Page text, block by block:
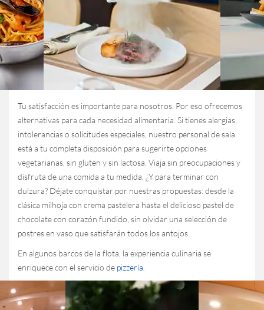
Tu satisfacción es importante para nosotros. Por eso ofrecemos
alternativas para cada necesidad alimentaria. Si tienes alergias,
intolerancias o solicitudes especiales, nuestro personal de sala
está a tu completa disposición para sugerirte opciones
vegetarianas, sin gluten y sin lactosa. Viaja sin preocupaciones y
disfruta de una comida a tu medida. ¿Y para terminar con
dulzura? Déjate conquistar por nuestras propuestas: desde la
clásica milhoja con crema pastelera hasta el delicioso pastel de
chocolate con corazón fundido, sin olvidar una selección de
postres en vaso que satisfarán todos los antojos.
En algunos barcos de la flota, la experiencia culinaria se
enriquece con el servicio de pizzería